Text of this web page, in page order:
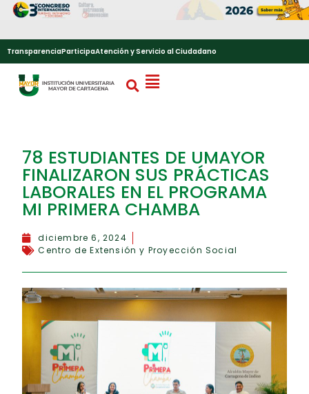
TransparenciaParticipaAtención y Servicio al Ciudadano
78 ESTUDIANTES DE UMAYOR
FINALIZARON SUS PRÁCTICAS
LABORALES EN EL PROGRAMA
MI PRIMERA CHAMBA
diciembre 6, 2024
Centro de Extensión y Proyección Social